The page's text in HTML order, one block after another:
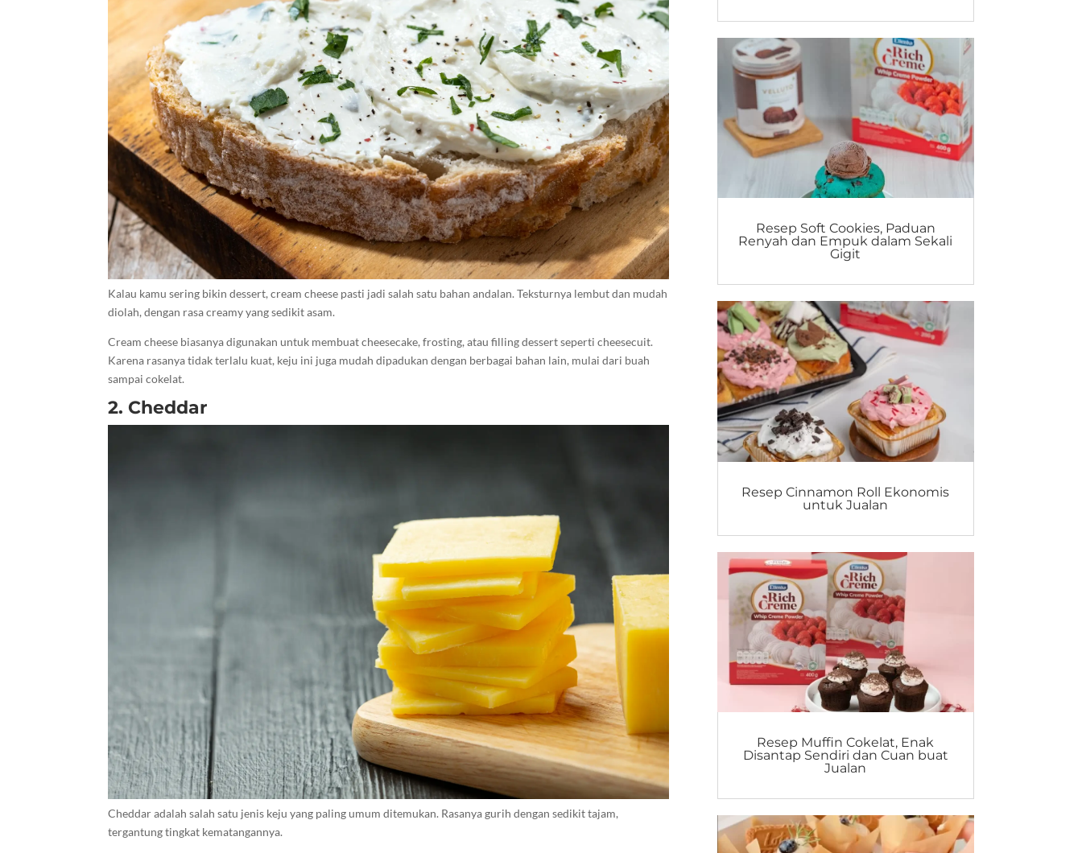
Kalau kamu sering bikin dessert, cream cheese pasti jadi salah satu bahan andalan. Teksturnya lembut dan mudah
diolah, dengan rasa creamy yang sedikit asam.
Cream cheese biasanya digunakan untuk membuat cheesecake, frosting, atau filling dessert seperti cheesecuit.
Karena rasanya tidak terlalu kuat, keju ini juga mudah dipadukan dengan berbagai bahan lain, mulai dari buah
sampai cokelat.
2. Cheddar
Cheddar adalah salah satu jenis keju yang paling umum ditemukan. Rasanya gurih dengan sedikit tajam,
tergantung tingkat kematangannya.
Resep Soft Cookies, Paduan
Renyah dan Empuk dalam Sekali
Gigit
Resep Cinnamon Roll Ekonomis
untuk Jualan
Resep Muffin Cokelat, Enak
Disantap Sendiri dan Cuan buat
Jualan